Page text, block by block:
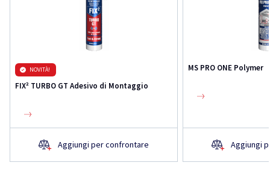
NOVITÀ!
FIX² TURBO GT Adesivo di Montaggio
Aggiungi per confrontare
MS PRO ONE Polymer
Aggiungi